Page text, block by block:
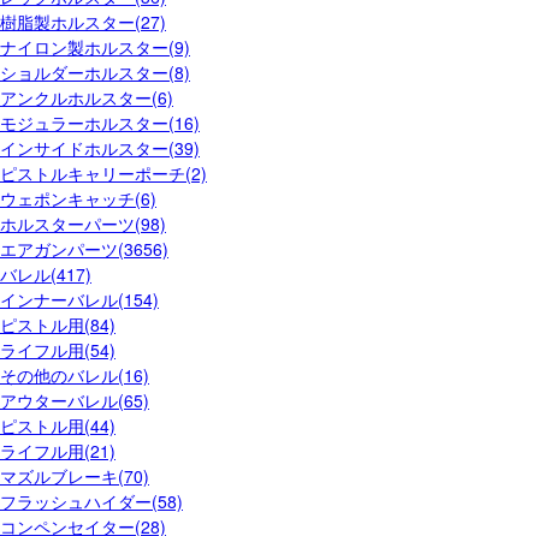
樹脂製ホルスター(27)
ナイロン製ホルスター(9)
ショルダーホルスター(8)
アンクルホルスター(6)
モジュラーホルスター(16)
インサイドホルスター(39)
ピストルキャリーポーチ(2)
ウェポンキャッチ(6)
ホルスターパーツ(98)
エアガンパーツ(3656)
バレル(417)
インナーバレル(154)
ピストル用(84)
ライフル用(54)
その他のバレル(16)
アウターバレル(65)
ピストル用(44)
ライフル用(21)
マズルブレーキ(70)
フラッシュハイダー(58)
コンペンセイター(28)